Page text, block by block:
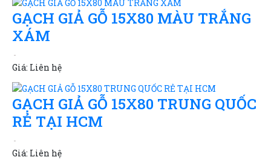
GẠCH GIẢ GỖ 15X80 MÀU TRẮNG
XÁM
Giá: Liên hệ
GẠCH GIẢ GỖ 15X80 TRUNG QUỐC
RẺ TẠI HCM
Giá: Liên hệ